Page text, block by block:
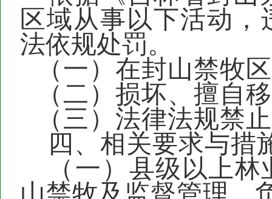
区域从事以下活动，
法依规处罚。
（一） 在封山禁牧
（二） 损坏、擅自
（三） 法律法规禁
四、相关要求与措
（一） 县级以上林